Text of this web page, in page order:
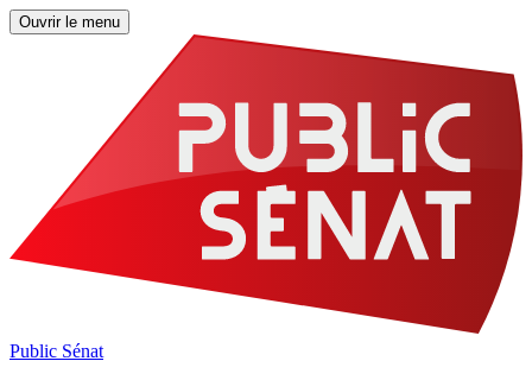
Ouvrir le menu
Public Sénat